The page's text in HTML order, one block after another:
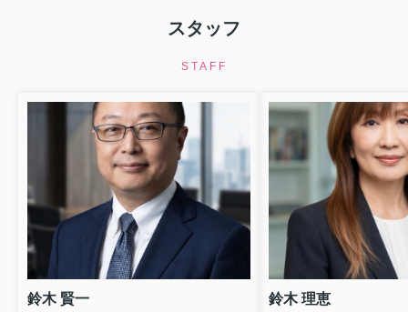
く・・・かつ楽しい内容で何気に楽し
建和さんに対応して頂き、私達家族
新しい生活の始まりのサポートをし
て下さりありがとうございました。
誠実な対応も最後までして頂き感謝
申し上げます！
今後の不動産仲介手数料最大無料の
建和様、ご活躍、お祈り申し上げま
す。
本当にありがとうございました。
にお世話になることに
気になる物件は成約済
他の物件を何件か内覧
き、無事に今の気に入
する事ができました。
スムーズに購入できた
早かったからこそだと
こちらの都合に合った
めに連絡下さり、質問
かつ的確に答えて下さ
かったです。
スタッフ
STAFF
鈴木 賢一 鈴木 理恵